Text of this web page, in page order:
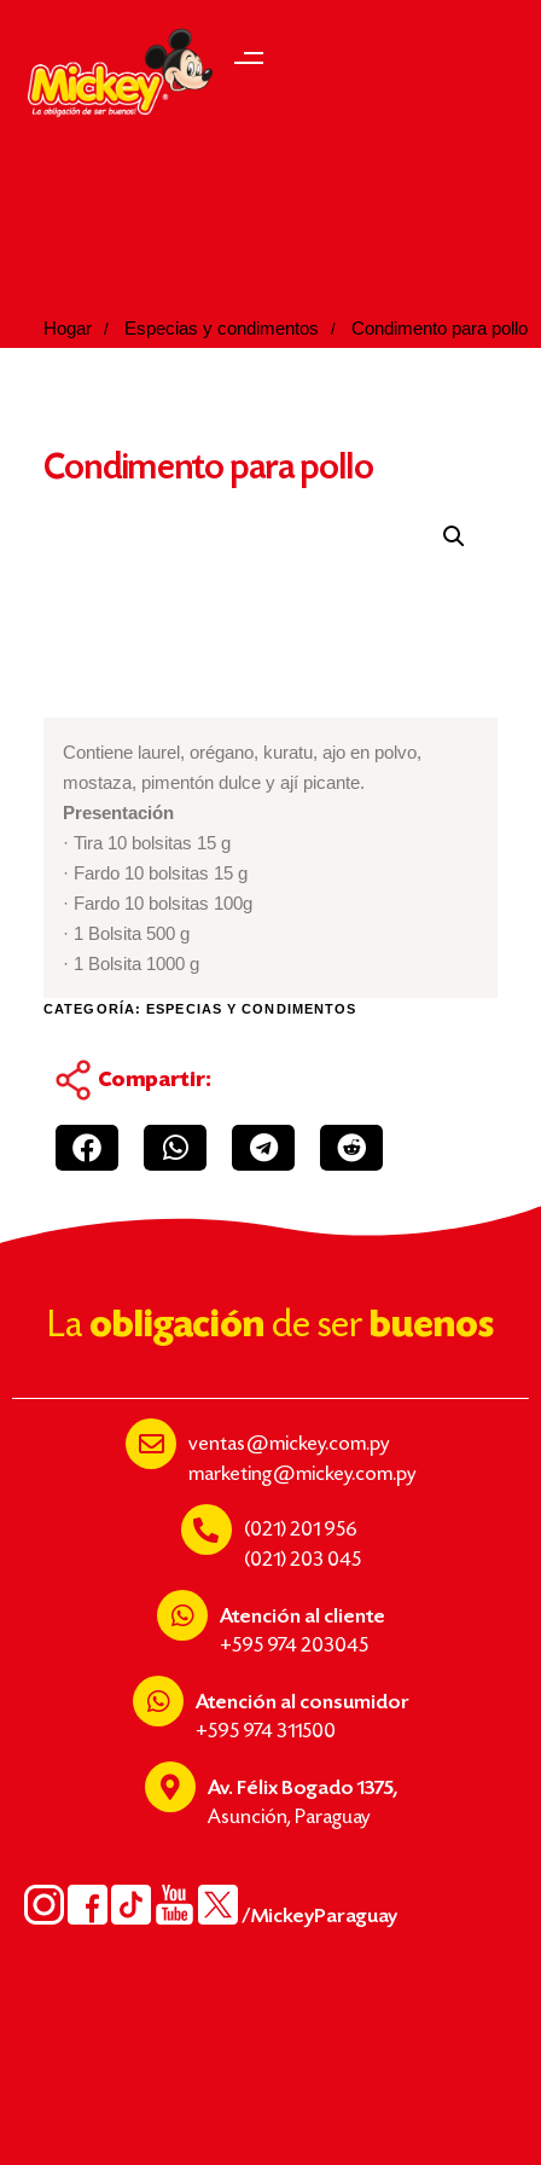
Hogar Especias y condimentos Condimento para pollo
Condimento para pollo
Contiene laurel, orégano, kuratu, ajo en polvo,
mostaza, pimentón dulce y ají picante.
Presentación
· Tira 10 bolsitas 15 g
· Fardo 10 bolsitas 15 g
· Fardo 10 bolsitas 100g
· 1 Bolsita 500 g
· 1 Bolsita 1000 g
CATEGORÍA:ESPECIAS Y CONDIMENTOS
Compartir:
La obligación de ser buenos
ventas@mickey.com.py
marketing@mickey.com.py
(021) 201 956
(021) 203 045
Atención al cliente
+595 974 203045
Atención al consumidor
+595 974 311500
Av. Félix Bogado 1375,
Asunción, Paraguay
/MickeyParaguay